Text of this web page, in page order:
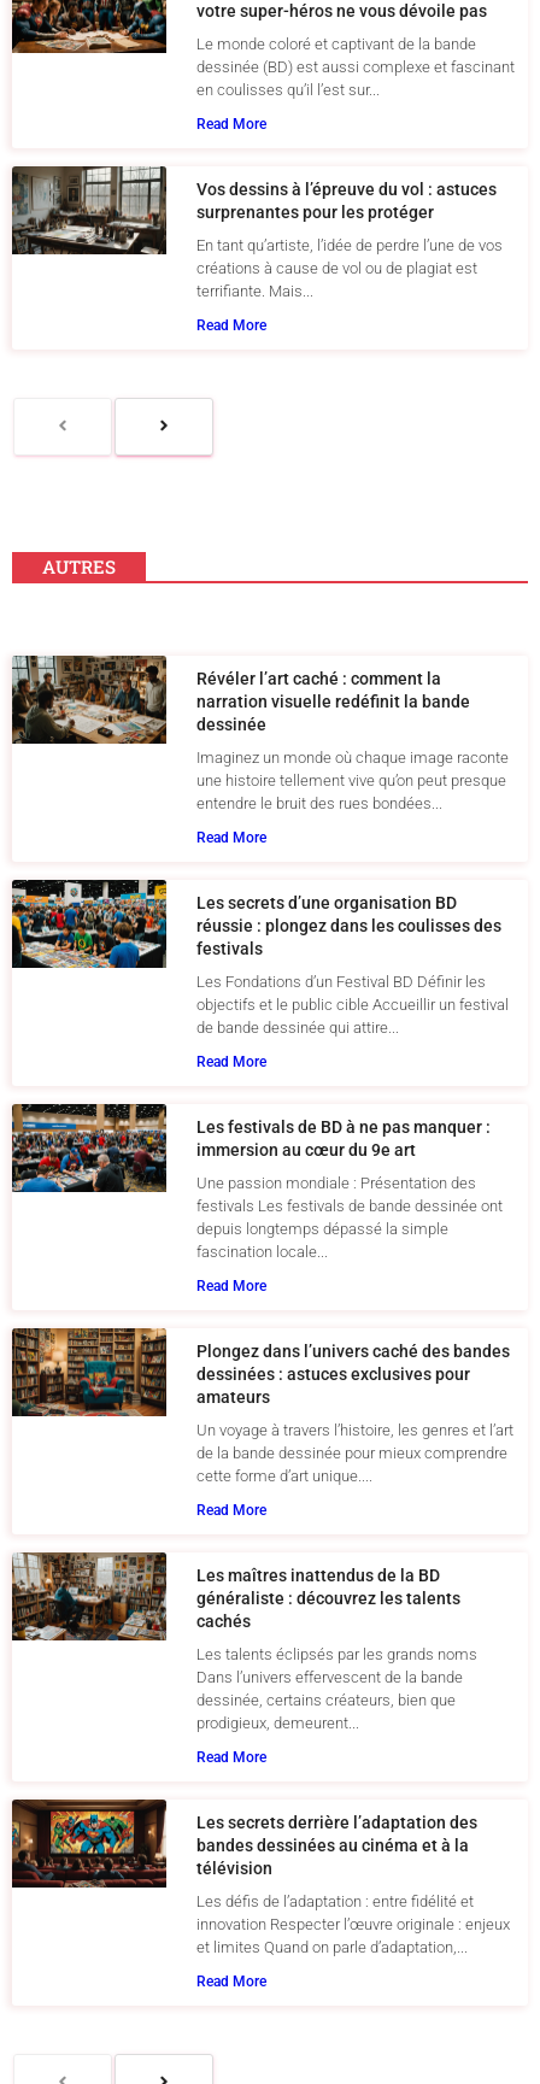
votre super-héros ne vous dévoile pas
Le monde coloré et captivant de la bande
dessinée (BD) est aussi complexe et fascinant
en coulisses qu’il l’est sur...
Read More
Vos dessins à l’épreuve du vol : astuces
surprenantes pour les protéger
En tant qu’artiste, l’idée de perdre l’une de vos
créations à cause de vol ou de plagiat est
terrifiante. Mais...
Read More
AUTRES
Révéler l’art caché : comment la
narration visuelle redéfinit la bande
dessinée
Imaginez un monde où chaque image raconte
une histoire tellement vive qu’on peut presque
entendre le bruit des rues bondées...
Read More
Les secrets d’une organisation BD
réussie : plongez dans les coulisses des
festivals
Les Fondations d’un Festival BD Définir les
objectifs et le public cible Accueillir un festival
de bande dessinée qui attire...
Read More
Les festivals de BD à ne pas manquer :
immersion au cœur du 9e art
Une passion mondiale : Présentation des
festivals Les festivals de bande dessinée ont
depuis longtemps dépassé la simple
fascination locale...
Read More
Plongez dans l’univers caché des bandes
dessinées : astuces exclusives pour
amateurs
Un voyage à travers l’histoire, les genres et l’art
de la bande dessinée pour mieux comprendre
cette forme d’art unique....
Read More
Les maîtres inattendus de la BD
généraliste : découvrez les talents
cachés
Les talents éclipsés par les grands noms
Dans l’univers effervescent de la bande
dessinée, certains créateurs, bien que
prodigieux, demeurent...
Read More
Les secrets derrière l’adaptation des
bandes dessinées au cinéma et à la
télévision
Les défis de l’adaptation : entre fidélité et
innovation Respecter l’œuvre originale : enjeux
et limites Quand on parle d’adaptation,...
Read More